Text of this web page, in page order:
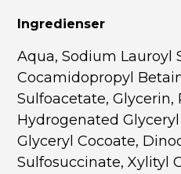
Ingredienser
Aqua, Sodium Lauroyl
Cocamidopropyl
Sulfoacetate, Glycerin,
Hydrogenated
Glyceryl Cocoate,
Sulfosuccinate, Xylityl